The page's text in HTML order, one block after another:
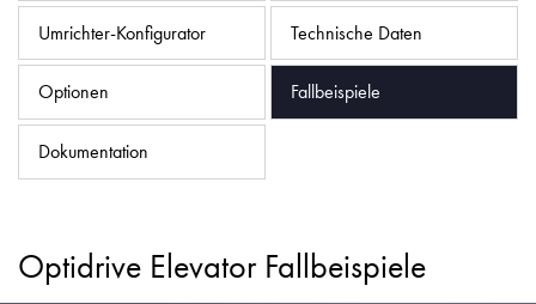
Umrichter-Konfigurator Technische Daten
Optionen Fallbeispiele
Dokumentation
Optidrive Elevator Fallbeispiele
Unternehmen
Kontakt
Datenschutzrichtlinie